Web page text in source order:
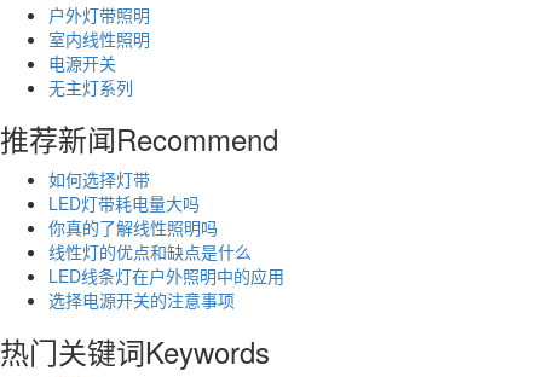
户外灯带照明
室内线性照明
电源开关
无主灯系列
推荐新闻Recommend
如何选择灯带
LED灯带耗电量大吗
你真的了解线性照明吗
线性灯的优点和缺点是什么
LED线条灯在户外照明中的应用
选择电源开关的注意事项
热门关键词Keywords